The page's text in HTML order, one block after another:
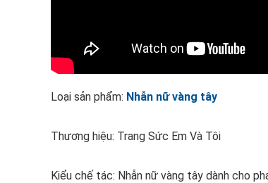
Loại sản phẩm: Nhẫn nữ vàng tây
Thương hiệu: Trang Sức Em Và Tôi
Kiểu chế tác: Nhẫn nữ vàng tây dành cho